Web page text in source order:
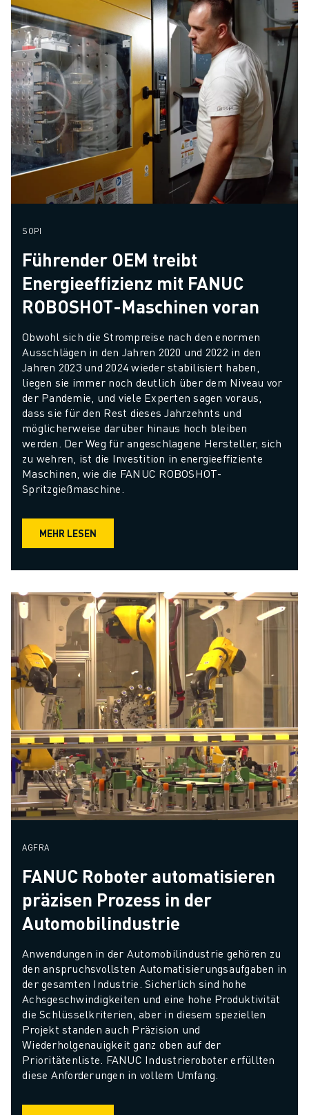
SOPI
Führender OEM treibt
Energieeffizienz mit FANUC
ROBOSHOT-Maschinen voran
Obwohl sich die Strompreise nach den enormen
Ausschlägen in den Jahren 2020 und 2022 in den
Jahren 2023 und 2024 wieder stabilisiert haben,
liegen sie immer noch deutlich über dem Niveau vor
der Pandemie, und viele Experten sagen voraus,
dass sie für den Rest dieses Jahrzehnts und
möglicherweise darüber hinaus hoch bleiben
werden. Der Weg für angeschlagene Hersteller, sich
zu wehren, ist die Investition in energieeffiziente
Maschinen, wie die FANUC ROBOSHOT-
Spritzgießmaschine.
MEHR LESEN
AGFRA
FANUC Roboter automatisieren
präzisen Prozess in der
Automobilindustrie
Anwendungen in der Automobilindustrie gehören zu
den anspruchsvollsten Automatisierungsaufgaben in
der gesamten Industrie. Sicherlich sind hohe
Achsgeschwindigkeiten und eine hohe Produktivität
die Schlüsselkriterien, aber in diesem speziellen
Projekt standen auch Präzision und
Wiederholgenauigkeit ganz oben auf der
Prioritätenliste. FANUC Industrieroboter erfüllten
diese Anforderungen in vollem Umfang.